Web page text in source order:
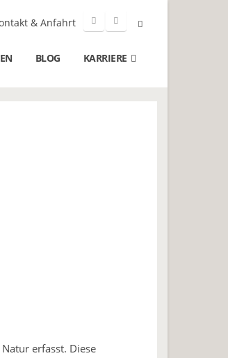
& Anfahrt
BLOG KARRIERE
erfasst. Diese